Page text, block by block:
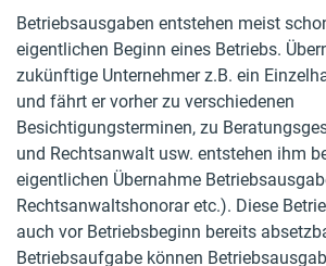
Betriebsausgaben entstehen meist
eigentlichen Beginn eines Betriebs.
zukünftige Unternehmer z.B. ein
und fährt er vorher zu verschiedenen
Besichtigungsterminen, zu
und Rechtsanwalt usw. entstehen ihm
eigentlichen Übernahme
Rechtsanwaltshonorar etc.). Diese
auch vor Betriebsbeginn bereits
Betriebsaufgabe können